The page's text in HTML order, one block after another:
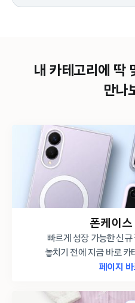
내 카테고리에 딱
만나
폰케이스
빠르게 성장 가능한 신규
놓치기 전에 지금 바로 카
페이지